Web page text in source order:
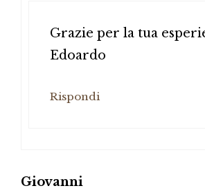
Grazie per la tua
Edoardo
Rispondi
Giovanni